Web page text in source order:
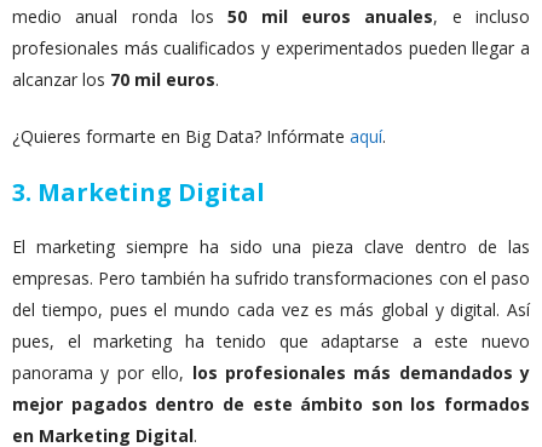
medio anual ronda los50 mil euros anuales, e incluso
profesionales más cualificados y experimentados pueden llegar a
alcanzar los 70 mil euros.
¿Quieres formarte en Big Data? Infórmate aquí.
3. Marketing Digital
El marketing siempre ha sido una pieza clave dentro de las
empresas. Pero también ha sufrido transformaciones con el paso
del tiempo, pues el mundo cada vez es más global y digital. Así
pues, el marketing ha tenido que adaptarse a este nuevo
panorama y por ello, los profesionales más demandados y
mejor pagados dentro de este ámbito son los formados
en Marketing Digital.